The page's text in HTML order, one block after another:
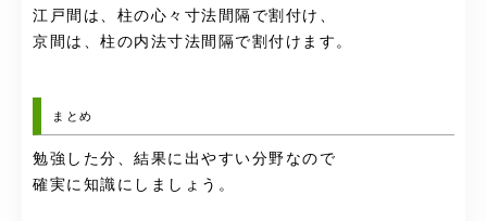
江戸間は、柱の心々寸法間隔で割付け、
京間は、柱の内法寸法間隔で割付けます。
まとめ
勉強した分、結果に出やすい分野なので
確実に知識にしましょう。